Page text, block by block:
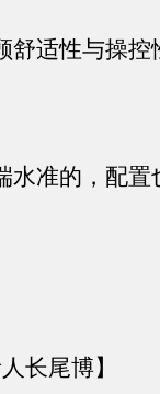
适性与操控
准的，配置
长尾博】